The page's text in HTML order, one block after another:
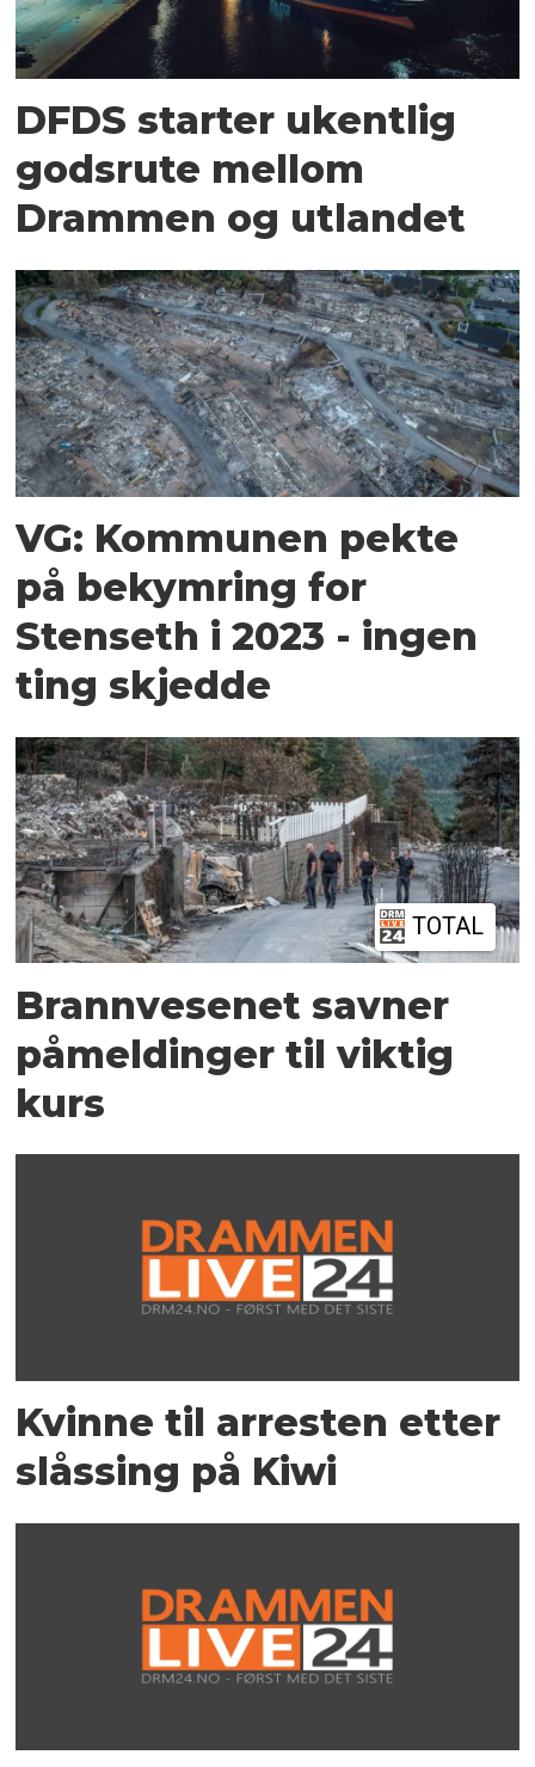
DFDS starter ukentlig
godsrute mellom
Drammen og utlandet
VG: Kommunen pekte
på bekymring for
Stenseth i 2023 - ingen
ting skjedde
TOTAL
Brannvesenet savner
påmeldinger til viktig
kurs
Kvinne til arresten etter
slåssing på Kiwi